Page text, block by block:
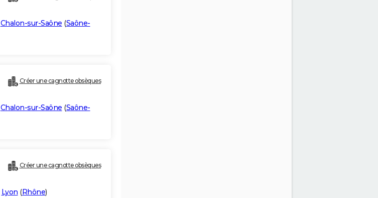
Chalon-sur-Saône (Saône-
Créer une cagnotte obsèques
Chalon-sur-Saône (Saône-
Créer une cagnotte obsèques
Lyon (Rhône)